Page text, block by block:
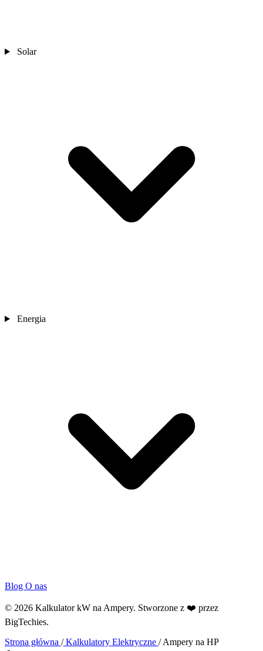
Solar
Energia
Blog O nas
© 2026 Kalkulator kW na Ampery. Stworzone z ❤️ przez
BigTechies.
Strona główna /Kalkulatory Elektryczne /Ampery na HP